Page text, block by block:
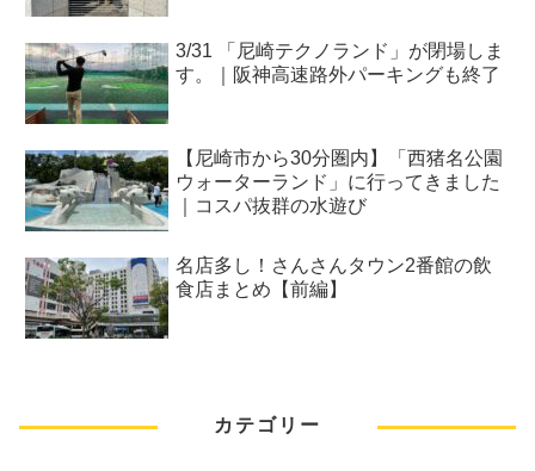
3/31 「尼崎テクノランド」が閉場しま
す。｜阪神高速路外パーキングも終了
【尼崎市から30分圏内】「西猪名公園
ウォーターランド」に行ってきました
｜コスパ抜群の水遊び
名店多し！さんさんタウン2番館の飲
食店まとめ【前編】
カテゴリー